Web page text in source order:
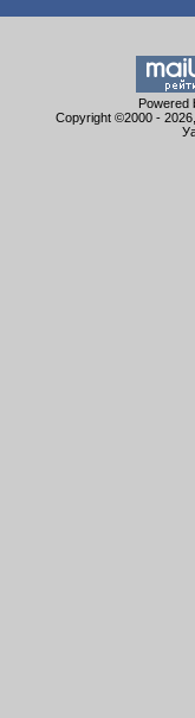
Powered
Copyright ©2000 -